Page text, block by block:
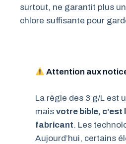
surtout, ne garantit plus
chlore suffisante pour
Attention aux
La règle des 3 g/L est
mais votre bible, c’est
fabricant. Les
Aujourd’hui, certains